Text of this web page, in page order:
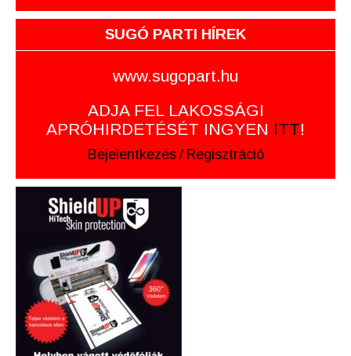
SUGÓ PARTI HÍREK
www.sugopart.hu
ADJA FEL LAKOSSÁGI
APRÓHIRDETÉSÉT INGYEN ITT!
Bejelentkezés / Regisztráció